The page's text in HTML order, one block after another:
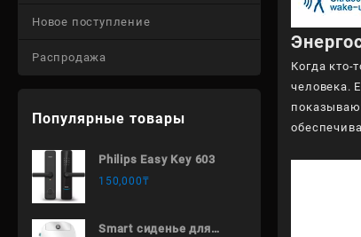
Новое поступление
Распродажа
Когда кто-
человека.
Популярные товары
Philips Easy Key 603
150,000₸
Smart сиденье для